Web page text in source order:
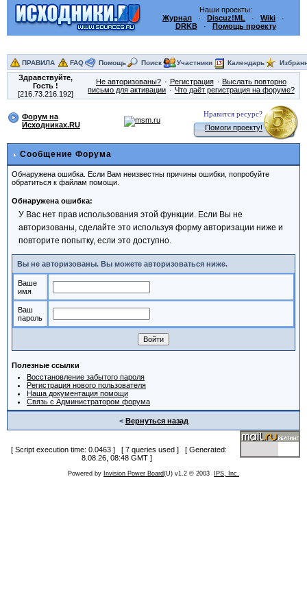
Наши проекты:
Журнал · Discuz!ML · Wiki ·
DRKB· Помощь проекту
ПРАВИЛА FAQ Помощь Поиск Участники Календарь
Здравствуйте,
Гость!
[216.73.216.192]
Не авторизованы? Регистрация
Выслать повторно
письмо для активации
Что даёт регистрация на форуме?
Форум на
Исходниках.RU
Нравится ресурс?
Помоги проекту!
Сообщение Форума
Обнаружена ошибка. Если Вам неизвестны причины ошибки, попробуйте
обратиться к файлам помощи.
Обнаружена ошибка:
У Вас нет прав использования этой функции. Если Вы не
авторизованы, сделайте это используя форму авторизации ниже и
повторите попытку, если это доступно.
Вы не авторизованы. Вы можете авторизоваться ниже.
Ваше
имя
Ваш
пароль
Полезные ссылки
Восстановление забытого пароля
Регистрация нового пользователя
Наша документация помощи
Связь с Администратором форума
< Вернуться назад
[ Script execution time: 0.0463 ] [ 7 queries used ] [ Generated:
8.08.26, 08:48 GMT ]
Powered by Invision Power Board(U) v1.2 © 2003 IPS, Inc.